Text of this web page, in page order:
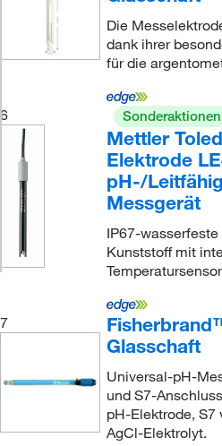
Die
dank ihrer
für die
6
Mettler
Elektrode
pH-/
Messgerät
IP67-
Kunststoff mit
7
Glasschaft
Universal-pH-
und S7-
pH-Elektrode,
AgCl-Elektrolyt.